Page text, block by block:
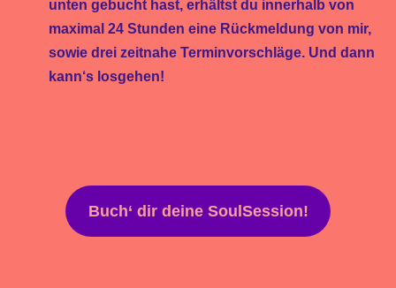
unten gebucht hast, erhältst du innerhalb von
maximal 24 Stunden eine Rückmeldung von mir,
sowie drei zeitnahe Terminvorschläge. Und dann
kann‘s losgehen!
Buch‘ dir deine SoulSession!